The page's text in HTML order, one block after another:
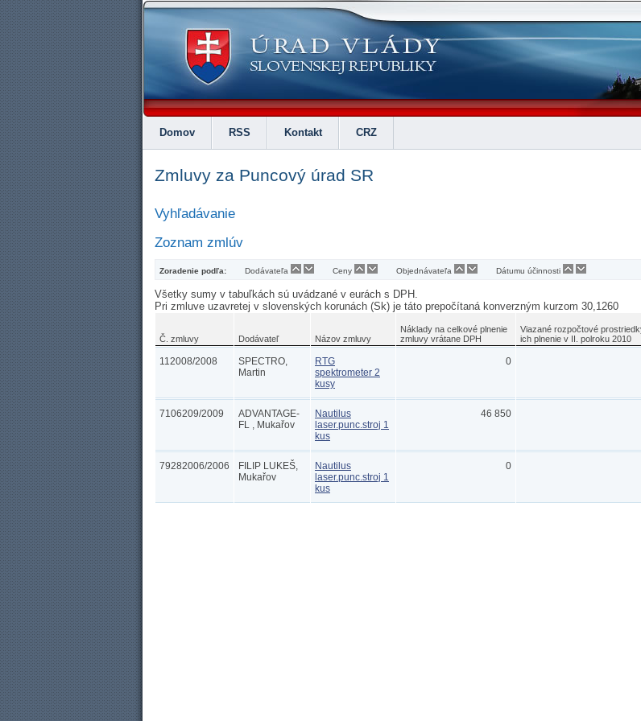
Domov RSS Kontakt CRZ
Zmluvy za Puncový úrad SR
Vyhľadávanie
Zoznam zmlúv
Zoradenie podľa: Dodávateľa Ceny Objednávateľa Dátumu účinnosti
Všetky sumy v tabuľkách sú uvádzané v eurách s DPH.
Pri zmluve uzavretej v slovenských korunách (Sk) je táto prepočítaná konverzným kurzom 30,1260
Č. zmluvy Dodávateľ Názov zmluvy
Náklady na celkové plnenie
zmluvy vrátane DPH
Viazané rozpočtové
ich plnenie v II. polroku 2010
112008/2008
SPECTRO,
Martin
RTG
spektrometer 2
kusy
0
7106209/2009
ADVANTAGE-
FL , Mukařov
Nautilus
laser.punc.stroj 1
kus
46 850
79282006/2006
FILIP LUKEŠ,
Mukařov
Nautilus
laser.punc.stroj 1
kus
0